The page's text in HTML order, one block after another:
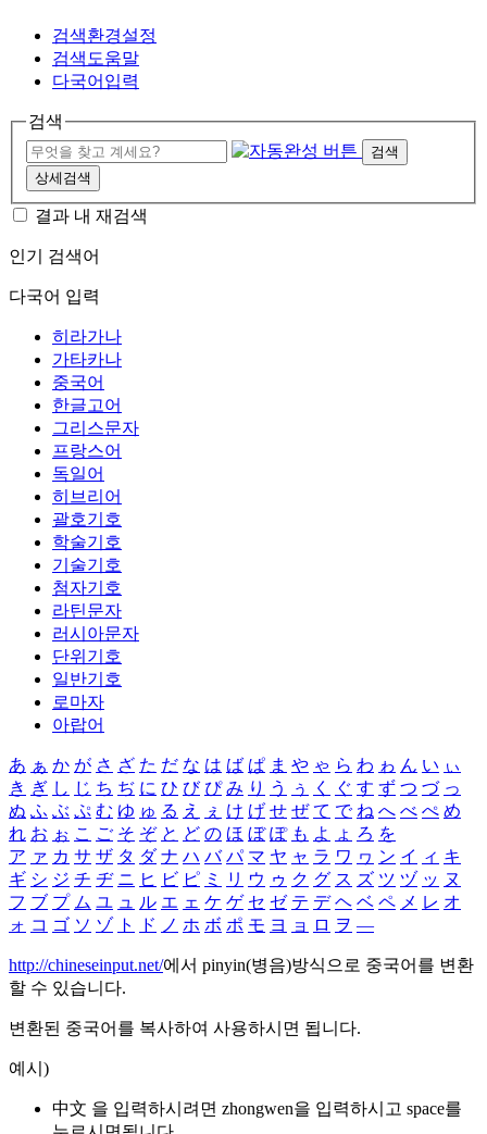
검색환경설정
검색도움말
다국어입력
검색
검색
상세검색
결과 내 재검색
인기 검색어
다국어 입력
히라가나
가타카나
중국어
한글고어
그리스문자
프랑스어
독일어
히브리어
괄호기호
학술기호
기술기호
첨자기호
라틴문자
러시아문자
단위기호
일반기호
로마자
아랍어
あ ぁ か が さ ざ た だ な は ば ぱ ま や ゃ ら わ ゎ ん い ぃ
き ぎ し じ ち ぢ に ひ び ぴ み り う ぅ く ぐ す ず つ づ っ
ぬ ふ ぶ ぷ む ゆ ゅ る え ぇ け げ せ ぜ て で ね へ べ ぺ め
れ お ぉ こ ご そ ぞ と ど の ほ ぼ ぽ も よ ょ ろ を
ア ァ カ サ ザ タ ダ ナ ハ バ パ マ ヤ ャ ラ ワ ヮ ン イ ィ キ
ギ シ ジ チ ヂ ニ ヒ ビ ピ ミ リ ウ ゥ ク グ ス ズ ツ ヅ ッ ヌ
フ ブ プ ム ユ ュ ル エ ェ ケ ゲ セ ゼ テ デ ヘ ベ ペ メ レ オ
ォ コ ゴ ソ ゾ ト ド ノ ホ ボ ポ モ ヨ ョ ロ ヲ ―
http://chineseinput.net/에서 pinyin(병음)방식으로 중국어를 변환
할 수 있습니다.
변환된 중국어를 복사하여 사용하시면 됩니다.
예시)
中文 을 입력하시려면 zhongwen을 입력하시고 space를